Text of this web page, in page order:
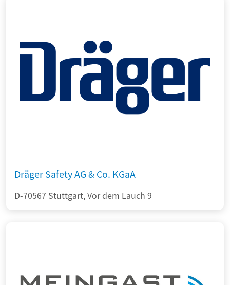
Dräger Safety AG & Co. KGaA
D-70567 Stuttgart, Vor dem Lauch 9